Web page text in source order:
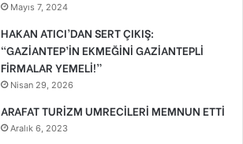
Mayıs 7, 2024
HAKAN ATICI’DAN SERT ÇIKIŞ:
“GAZİANTEP’İN EKMEĞİNİ GAZİANTEPLİ
FİRMALAR YEMELİ!”
Nisan 29, 2026
ARAFAT TURİZM UMRECİLERİ MEMNUN ETTİ
Aralık 6, 2023